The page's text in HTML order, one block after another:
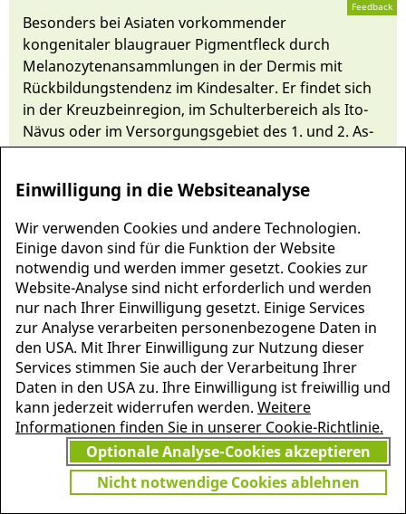
Feedback
Besonders bei Asia­ten vor­kom­men­der
kongenitaler blau­grau­er Pigmentfleck durch
Melano­zyten­an­samm­lungen in der Dermis mit
Rück­bildungs­ten­denz im Kindesal­ter. Er fin­det sich
in der Kreuz­beinregi­on, im Schulter­bereich als Ito-
Nävus oder im Ver­sorgungsge­biet des 1. und 2. As­
tes des N. trigeminus un­ter Mit­beteili­gung der
MEHR INFORMATIONEN
ZU PSCHYREMBEL
JETZT
GRATIS TESTEN
Einwilligung in die Websiteanalyse
Wir verwenden Cookies und andere Technologien.
Einige davon sind für die Funktion der Website
notwendig und werden immer gesetzt. Cookies zur
Website-Analyse sind nicht erforderlich und werden
nur nach Ihrer Einwilligung gesetzt. Einige Services
zur Analyse verarbeiten personenbezogene Daten in
den USA. Mit Ihrer Einwilligung zur Nutzung dieser
Services stimmen Sie auch der Verarbeitung Ihrer
Daten in den USA zu. Ihre Einwilligung ist freiwillig und
kann jederzeit widerrufen werden. Weitere
Informationen finden Sie in unserer Cookie-Richtlinie.
Optionale Analyse-Cookies akzeptieren
Nicht notwendige Cookies ablehnen